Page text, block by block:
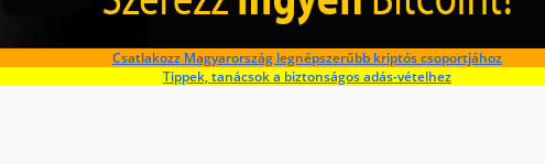
Csatlakozz Magyarország legnépszerűbb kriptós csoportjához
Tippek, tanácsok a biztonságos adás-vételhez